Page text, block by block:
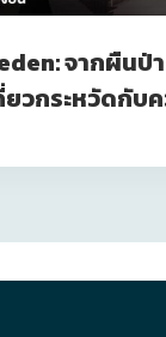
จากผืนป่
ยวกระหวัดกับ